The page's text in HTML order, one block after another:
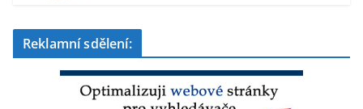
Reklamní sdělení: